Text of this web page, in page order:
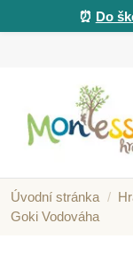
⏰ Do
Úvodní stránka
Goki Vodováha